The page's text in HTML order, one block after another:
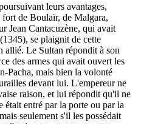
leurs avantages,
de Boulaïr, de Malgara,
Jean Cantacuzène, qui avait
se plaignit de cette
allié. Le Sultan répondit à son
des armes qui avait ouvert les
Pacha, mais bien la volonté
devant lui. L'empereur ne
raison, et lui répondit qu'il ne
était entré par la porte ou par la
seulement s'il les possédait